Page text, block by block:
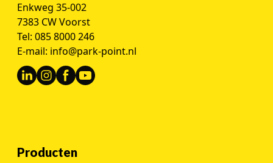
Enkweg 35-002
7383 CW Voorst
Tel: 085 8000 246
E-mail: info@park-point.nl
Producten